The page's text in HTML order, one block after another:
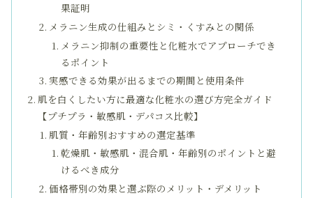
果証明
メラニン生成の仕組みとシミ・くすみとの関係
メラニン抑制の重要性と化粧水でアプローチでき
るポイント
実感できる効果が出るまでの期間と使用条件
肌を白くしたい方に最適な化粧水の選び方完全ガイド
【プチプラ・敏感肌・デパコス比較】
肌質・年齢別おすすめの選定基準
乾燥肌・敏感肌・混合肌・年齢別のポイントと避
けるべき成分
価格帯別の効果と選ぶ際のメリット・デメリット